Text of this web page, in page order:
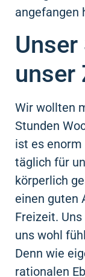
angefangen
unser
Wir wollten
Stunden
ist es enorm
täglich für
körperlich
einen guten
Freizeit.
uns wohl
Denn wie
rationalen